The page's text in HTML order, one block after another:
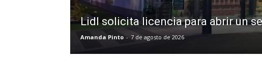
Lidl solicita licencia para abrir un
Amanda Pinto - 7 de agosto de 2026